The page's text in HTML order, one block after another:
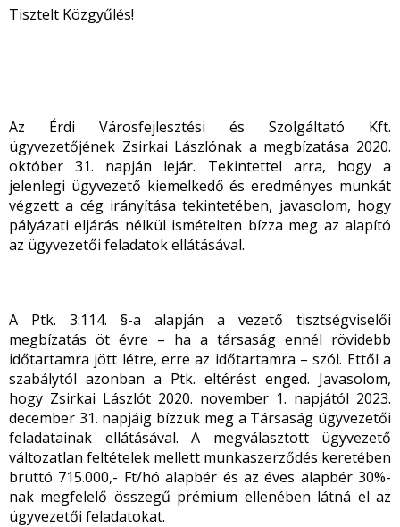
Tisztelt Közgyűlés!
Az Érdi Városfejlesztési és Szolgáltató Kft.
ügyvezetőjének Zsirkai Lászlónak a megbízatása 2020.
október 31. napján lejár. Tekintettel arra, hogy a
jelenlegi ügyvezető kiemelkedő és eredményes munkát
végzett a cég irányítása tekintetében, javasolom, hogy
pályázati eljárás nélkül ismételten bízza meg az alapító
az ügyvezetői feladatok ellátásával.
A Ptk. 3:114. §-a alapján a vezető tisztségviselői
megbízatás öt évre – ha a társaság ennél rövidebb
időtartamra jött létre, erre az időtartamra – szól. Ettől a
szabálytól azonban a Ptk. eltérést enged. Javasolom,
hogy Zsirkai Lászlót 2020. november 1. napjától 2023.
december 31. napjáig bízzuk meg a Társaság ügyvezetői
feladatainak ellátásával. A megválasztott ügyvezető
változatlan feltételek mellett munkaszerződés keretében
bruttó 715.000,- Ft/hó alapbér és az éves alapbér 30%-
nak megfelelő összegű prémium ellenében látná el az
ügyvezetői feladatokat.